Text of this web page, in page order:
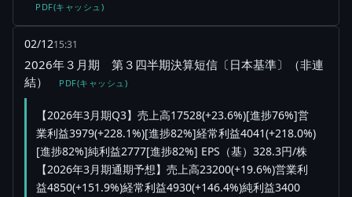
PDF(キャッシュ)
02/1215:31
2026年３月期 第３四半期決算短信〔日本基準〕（非連
結）
PDF(キャッシュ)
【2026年3月期Q3】売上高17528(+23.6%)[進捗76%]営
業利益3979(+228.1%)[進捗82%]経常利益4041(+218.0%)
[進捗82%]純利益2777[進捗82%] EPS（基）328.3円/株
【2026年3月期通期予想】売上高23200(+19.6%)営業利
益4850(+151.9%)経常利益4930(+146.4%)純利益3400